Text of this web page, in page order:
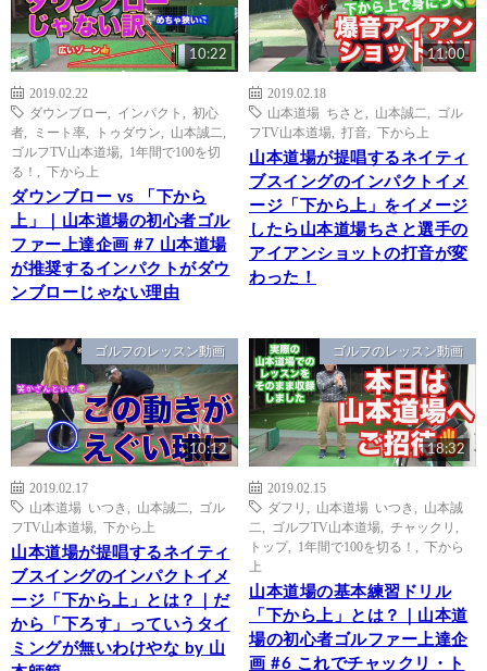
10:22
2019.02.22
ダウンブロー
インパクト
初心
者
ミート率 トゥダウン 山本誠二
ゴルフTV山本道場
1年間で100を切
る！
下から上
ダウンブロー vs 「下から
上」｜山本道場の初心者ゴル
ファー上達企画 #7 山本道場
が推奨するインパクトがダウ
ンブローじゃない理由
11:00
2019.02.18
山本道場 ちさと
山本誠二
ゴル
フTV山本道場
打音 下から上
山本道場が提唱するネイティ
ブスイングのインパクトイメ
ージ「下から上」をイメージ
したら山本道場ちさと選手の
アイアンショットの打音が変
わった！
ゴルフのレッスン動画
10:12
2019.02.17
山本道場 いつき
山本誠二
ゴル
フTV山本道場
下から上
山本道場が提唱するネイティ
ブスイングのインパクトイメ
ージ「下から上」とは？｜だ
から「下ろす」っていうタイ
ミングが無いわけやな by 山
ゴルフのレッスン動画
18:32
2019.02.15
ダフリ
山本道場 いつき
山本誠
二
ゴルフTV山本道場 チャックリ
トップ, 1年間で100を切る！
下から
上
山本道場の基本練習ドリル
「下から上」とは？｜山本道
場の初心者ゴルファー上達企
画 #6 これでチャックリ・ト